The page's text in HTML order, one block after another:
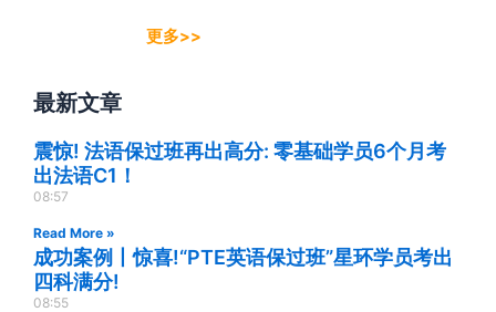
更多>>
最新文章
震惊! 法语保过班再出高分: 零基础学员6个月考
出法语C1！
08:57
Read More »
成功案例丨惊喜!“PTE英语保过班”星环学员考出
四科满分!
08:55